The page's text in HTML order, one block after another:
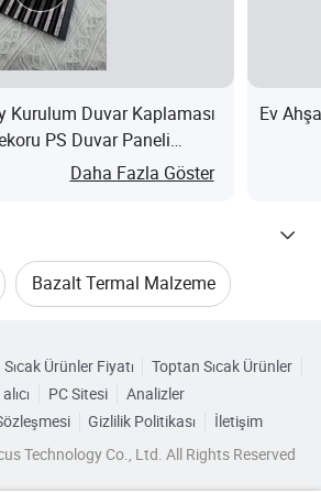
etmek mi istiyorsunuz?
üretim ve işleme kuruluşumuz, gelişinizi
Kurulum Duvar Kaplaması
PS Duvar Paneli
Daha Fazla Göster
Ev
Bazalt Termal Malzeme
Bazalt Lif Ipliği
Gözat
Sıcak Ürünler Fiyatı
Toptan Sıcak Ürünler
PC Sitesi
Analizler
Gizlilik Politikası
İletişim
Technology Co., Ltd. All Rights Reserved